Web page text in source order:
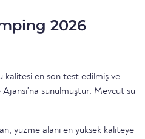
2026
kalitesi en son test edilmiş ve
sunulmuştur. Mevcut su
yüzme alanı en yüksek kaliteye